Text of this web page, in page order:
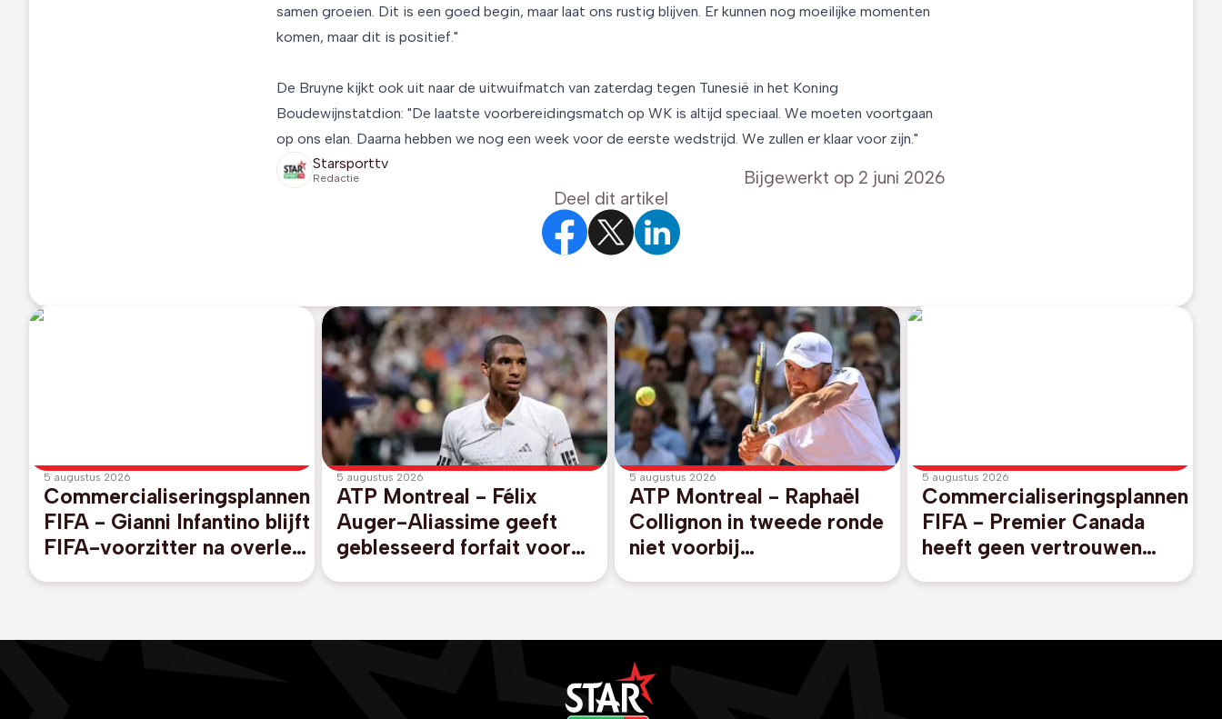
samen groeien. Dit is een goed begin, maar laat ons rustig blijven. Er kunnen nog moeilijke momenten
komen, maar dit is positief."
De Bruyne kijkt ook uit naar de uitwuifmatch van zaterdag tegen Tunesië in het Koning
Boudewijnstatdion: "De laatste voorbereidingsmatch op WK is altijd speciaal. We moeten voortgaan
op ons elan. Daarna hebben we nog een week voor de eerste wedstrijd. We zullen er klaar voor zijn."
Starsporttv
Redactie Bijgewerkt op 2 juni 2026
Deel dit artikel
5 augustus 2026
Commercialiseringsplannen
FIFA - Gianni Infantino blijft
FIFA-voorzitter na overleg
5 augustus 2026
ATP Montreal - Félix
Auger-Aliassime geeft
geblesseerd forfait voor
5 augustus 2026
ATP Montreal - Raphaël
Collignon in tweede ronde
niet voorbij
5 augustus 2026
Commercialiseringsplannen
FIFA - Premier Canada
heeft geen vertrouwen